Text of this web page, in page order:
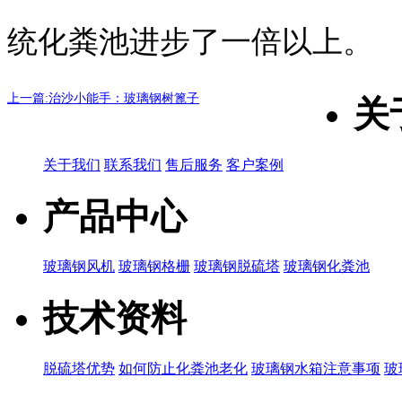
统化粪池进步了一倍以上。
上一篇:治沙小能手：玻璃钢树篦子 关
关于我们 联系我们 售后服务 客户案例
产品中心
玻璃钢风机 玻璃钢格栅 玻璃钢脱硫塔 玻璃钢化粪池
技术资料
脱硫塔优势 如何防止化粪池老化 玻璃钢水箱注意事项 玻